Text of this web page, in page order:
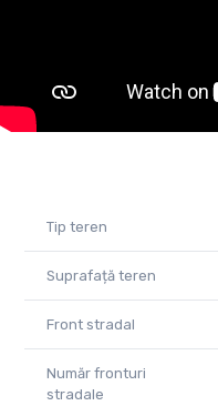
Tip teren
Suprafață teren
Front stradal
Număr fronturi
stradale